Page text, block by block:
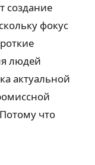
создание
фокус
людей
актуальной
что